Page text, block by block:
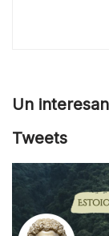
Un
Tweets